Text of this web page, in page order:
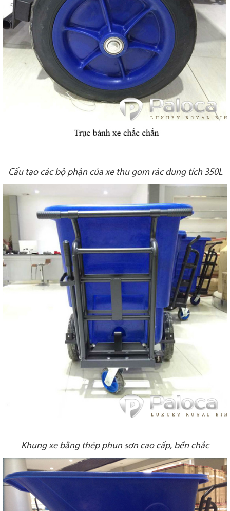
Cấu tạo các bộ phận của xe thu gom rác dung tích 350L
Khung xe bằng thép phun sơn cao cấp, bền chắc